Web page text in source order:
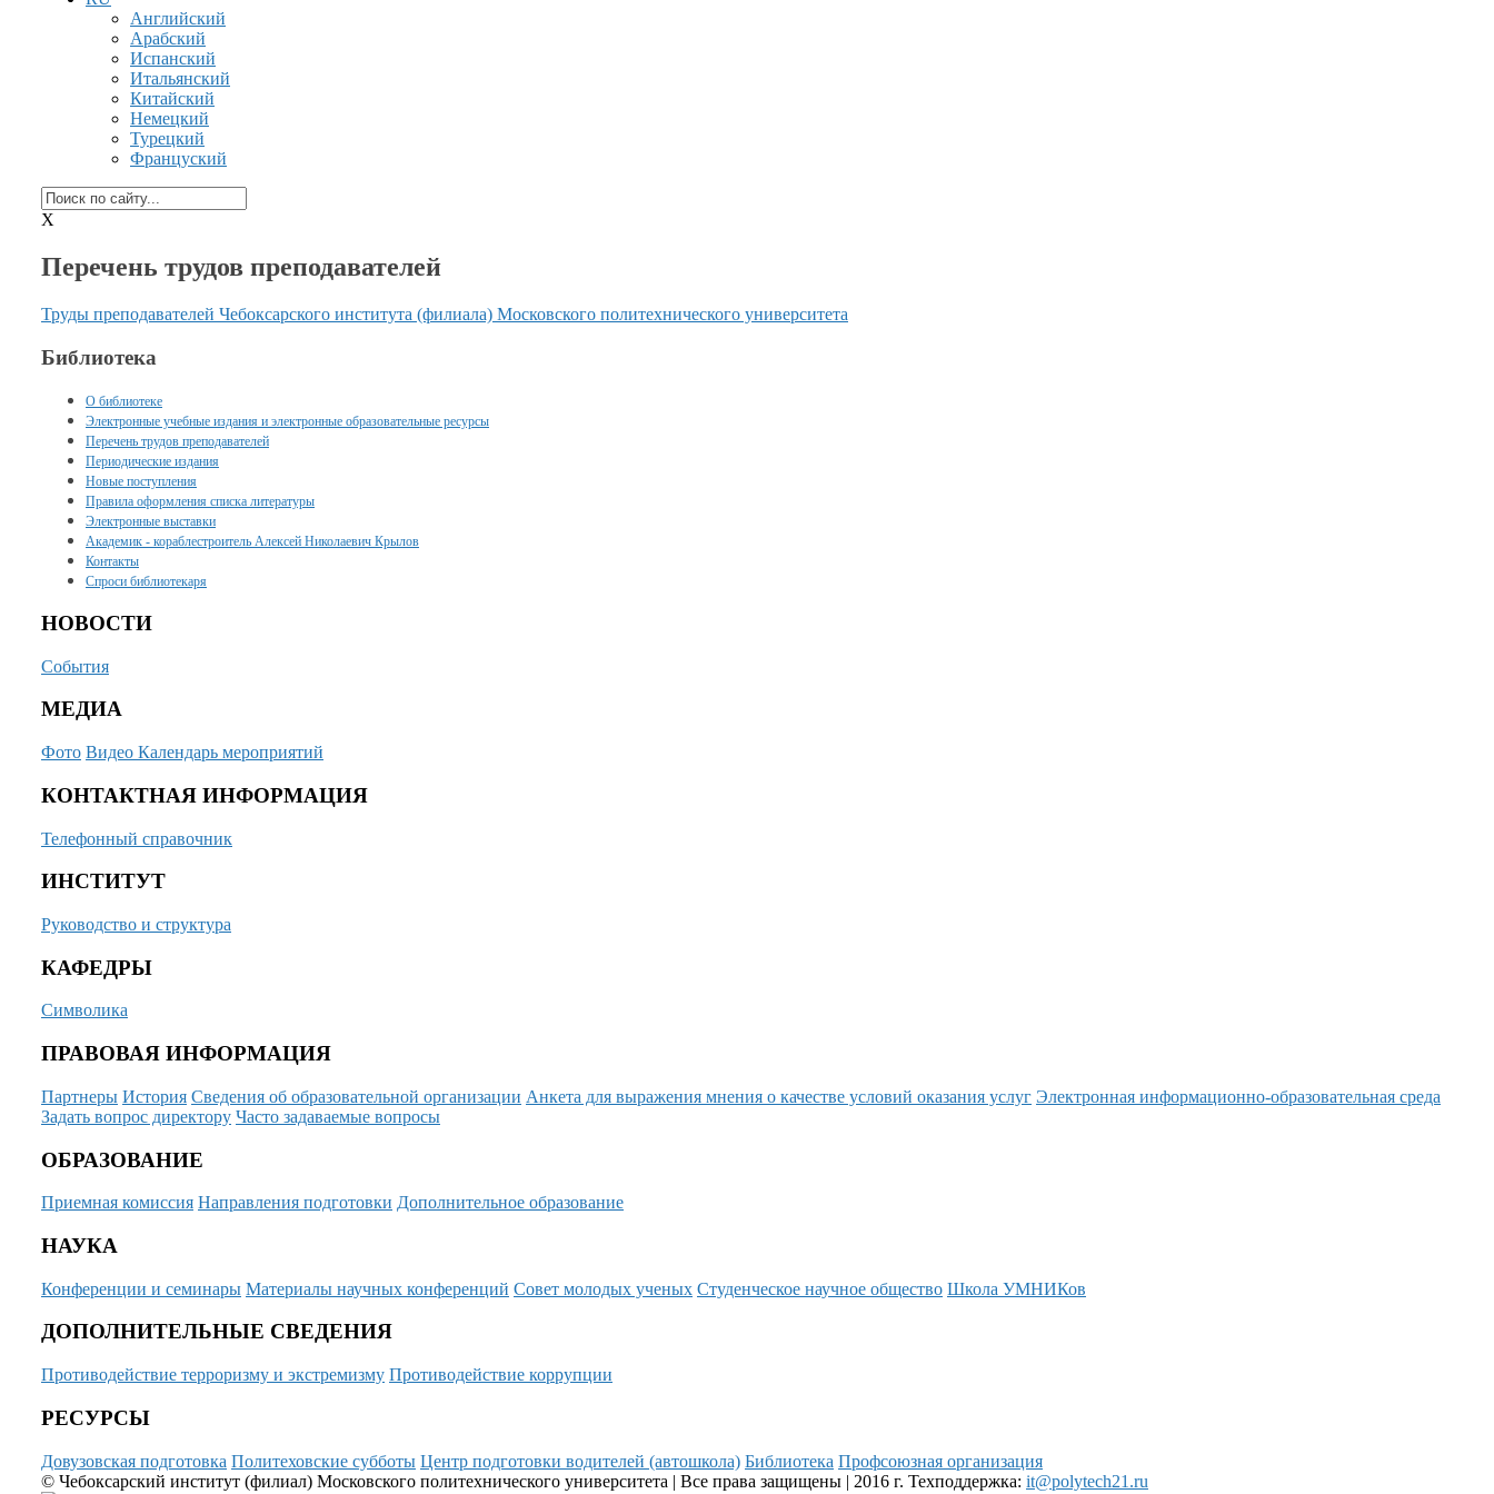
Английский
Арабский
Испанский
Итальянский
Китайский
Немецкий
Турецкий
Француский
X
Перечень трудов преподавателей
Труды преподавателей Чебоксарского института (филиала) Московского политехнического университета
Библиотека
О библиотеке
Электронные учебные издания и электронные образовательные ресурсы
Перечень трудов преподавателей
Периодические издания
Новые поступления
Правила оформления списка литературы
Электронные выставки
Академик - кораблестроитель Алексей Николаевич Крылов
Контакты
Спроси библиотекаря
НОВОСТИ
События
МЕДИА
Фото Видео Календарь мероприятий
КОНТАКТНАЯ ИНФОРМАЦИЯ
Телефонный справочник
ИНСТИТУТ
Руководство и структура
КАФЕДРЫ
Символика
ПРАВОВАЯ ИНФОРМАЦИЯ
Партнеры История Сведения об образовательной организации Анкета для выражения мнения о качестве условий оказания услуг Электронная информационно-образовательная среда
Задать вопрос директору Часто задаваемые вопросы
ОБРАЗОВАНИЕ
Приемная комиссия Направления подготовки Дополнительное образование
НАУКА
Конференции и семинары Материалы научных конференций Совет молодых ученых Студенческое научное общество Школа УМНИКов
ДОПОЛНИТЕЛЬНЫЕ СВЕДЕНИЯ
Противодействие терроризму и экстремизму Противодействие коррупции
РЕСУРСЫ
Довузовская подготовка Политеховские субботы Центр подготовки водителей (автошкола) Библиотека Профсоюзная организация
© Чебоксарский институт (филиал) Московского политехнического университета | Все права защищены | 2016 г. Техподдержка: it@polytech21.ru